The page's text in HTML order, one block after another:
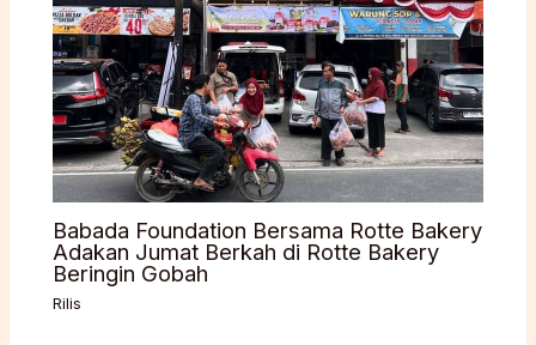
Babada Foundation Bersama Rotte Bakery
Adakan Jumat Berkah di Rotte Bakery
Beringin Gobah
Rilis